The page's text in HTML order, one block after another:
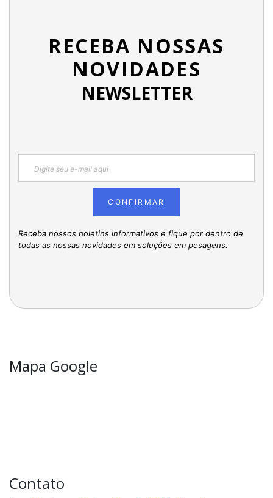
RECEBA NOSSAS
NOVIDADES
NEWSLETTER
CONFIRMAR
Receba nossos boletins informativos e fique por dentro de
todas as nossas novidades em soluções em pesagens.
Mapa Google
Contato